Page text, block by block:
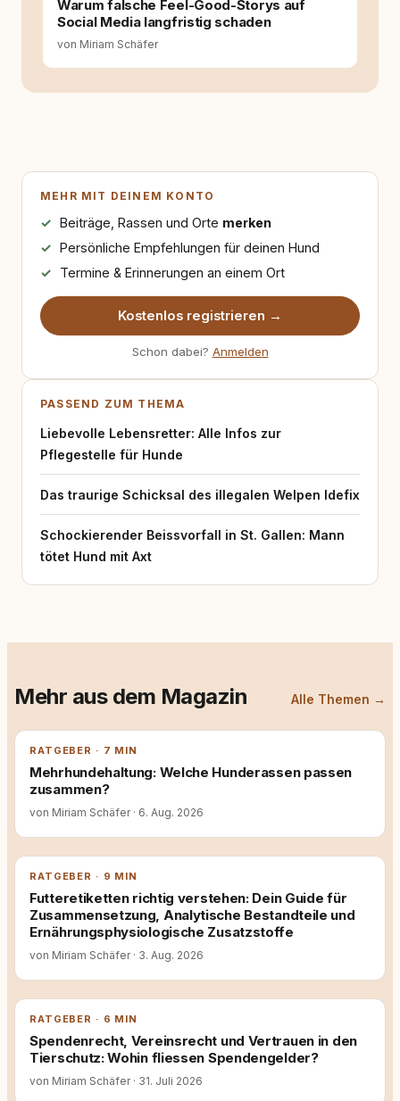
Warum falsche Feel-Good-Storys auf
Social Media langfristig schaden
von Miriam Schäfer
MEHR MIT DEINEM KONTO
Beiträge, Rassen und Orte merken
Persönliche Empfehlungen für deinen Hund
Termine & Erinnerungen an einem Ort
Kostenlos registrieren →
Schon dabei? Anmelden
PASSEND ZUM THEMA
Liebevolle Lebensretter: Alle Infos zur
Pflegestelle für Hunde
Das traurige Schicksal des illegalen Welpen Idefix
Schockierender Beissvorfall in St. Gallen: Mann
tötet Hund mit Axt
Mehr aus dem Magazin Alle Themen →
RATGEBER · 7 MIN
Mehrhundehaltung: Welche Hunderassen passen
zusammen?
von Miriam Schäfer · 6. Aug. 2026
RATGEBER · 9 MIN
Futteretiketten richtig verstehen: Dein Guide für
Zusammensetzung, Analytische Bestandteile und
Ernährungsphysiologische Zusatzstoffe
von Miriam Schäfer · 3. Aug. 2026
RATGEBER · 6 MIN
Spendenrecht, Vereinsrecht und Vertrauen in den
Tierschutz: Wohin fliessen Spendengelder?
von Miriam Schäfer · 31. Juli 2026